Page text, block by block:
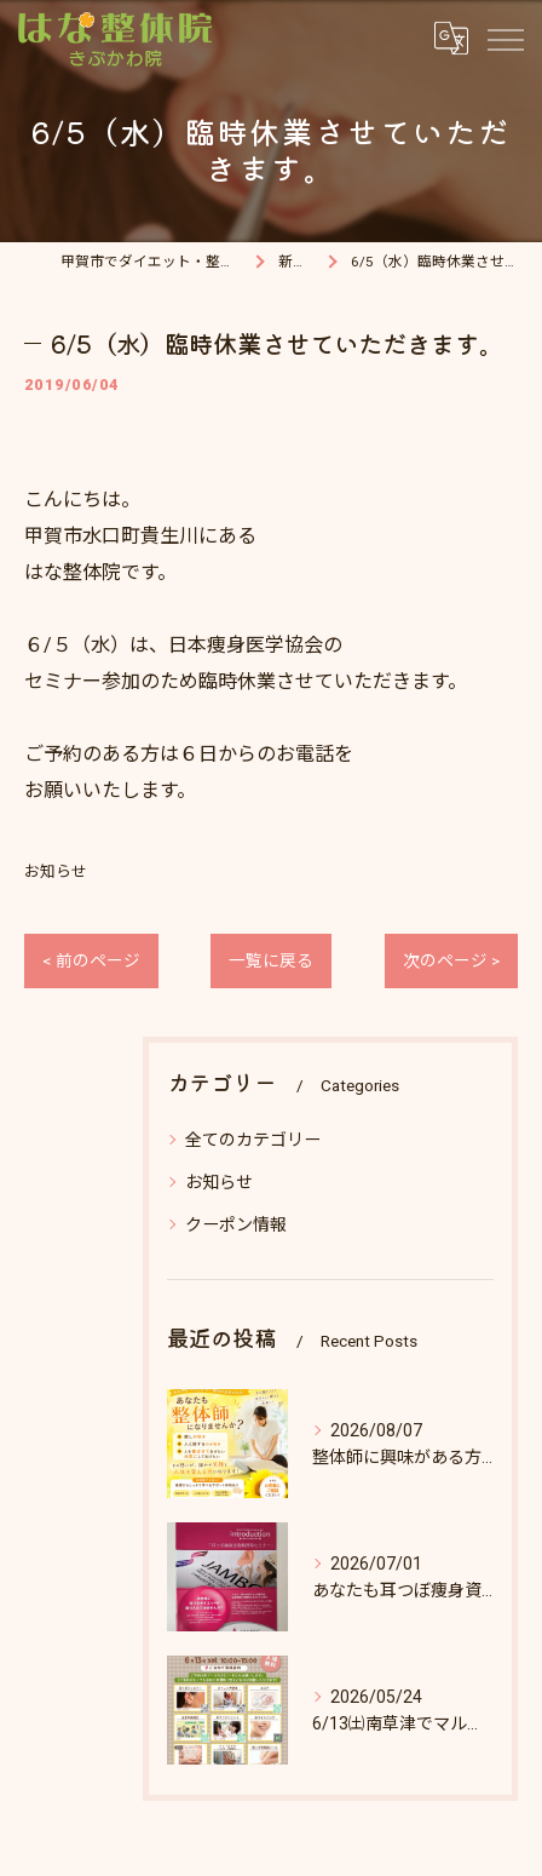
6/5（水）臨時休業させていただ
きます。
甲賀市でダイエット・整体院ならはな整体院 新着情報 6/5（水）臨時休業させていただきます。
6/5（水）臨時休業させていただきます。
2019/06/04
こんにちは。
甲賀市水口町貴生川にある
はな整体院です。
６/５（水）は、日本痩身医学協会の
セミナー参加のため臨時休業させていただきます。
ご予約のある方は６日からのお電話を
お願いいたします。
お知らせ
< 前のページ 一覧に戻る 次のページ >
カテゴリー Categories
全てのカテゴリー
お知らせ
クーポン情報
最近の投稿 Recent Posts
2026/08/07
2026/07/01
2026/05/24